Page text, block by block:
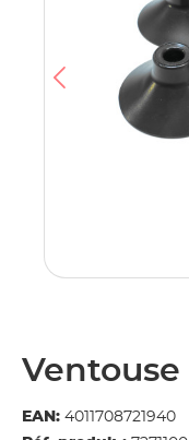
Ventouse
EAN: 4011708721940